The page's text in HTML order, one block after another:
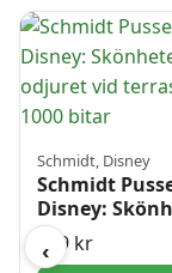
‹
Schmidt, Disney
Schmidt
Disney:
och odjuret vid
terrassen
169 kr